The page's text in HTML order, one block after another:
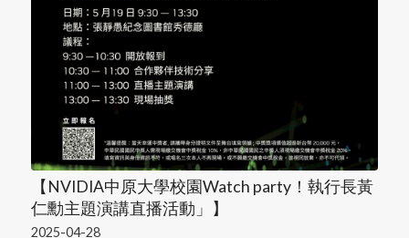
【NVIDIA中原大學校園Watch party！執行長黃
仁勳主題演講直播活動」】
2025-04-28